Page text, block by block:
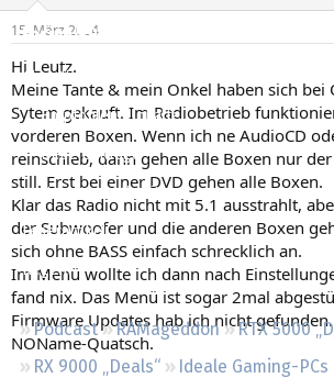
Forum
Aktuelles
Empfohlene Inhalte
Neue Beiträge
Neueste Aktivitäten
Leserartikel
Regeln
Podcast RAMageddon
RTX 5000
RX 9000 „Deals“
Ideale Gaming-PCs
e
t
15. März 2004
Hi Leutz.
Meine Tante & mein Onkel haben sich bei
Sytem gekauft. Im Radiobetrieb
vorderen Boxen. Wenn ich ne AudioCD
reinschieb, dann gehen alle Boxen nur
still. Erst bei einer DVD gehen alle Boxen.
Klar das Radio nicht mit 5.1 ausstrahlt,
der Subwoofer und die anderen Boxen
sich ohne BASS einfach schrecklich an.
Im Menü wollte ich dann nach
fand nix. Das Menü ist sogar 2mal
Firmware Updates hab ich nicht
NOName-Quatsch.